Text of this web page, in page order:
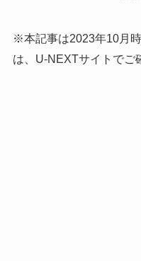
※本記事は2023年10月
は、U-NEXTサイトでご